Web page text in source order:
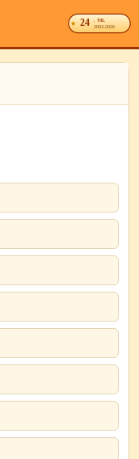
24 . YIL
2003-2026